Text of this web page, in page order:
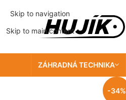
Skip to navigation
Skip to main content
ZÁHRADNÁ TECHNIKA
-34%